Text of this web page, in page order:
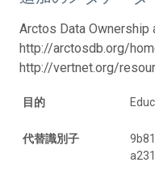
Arctos Data Ownership
http://arctosdb.org/
http://vertnet.org/
目的
代替識別子